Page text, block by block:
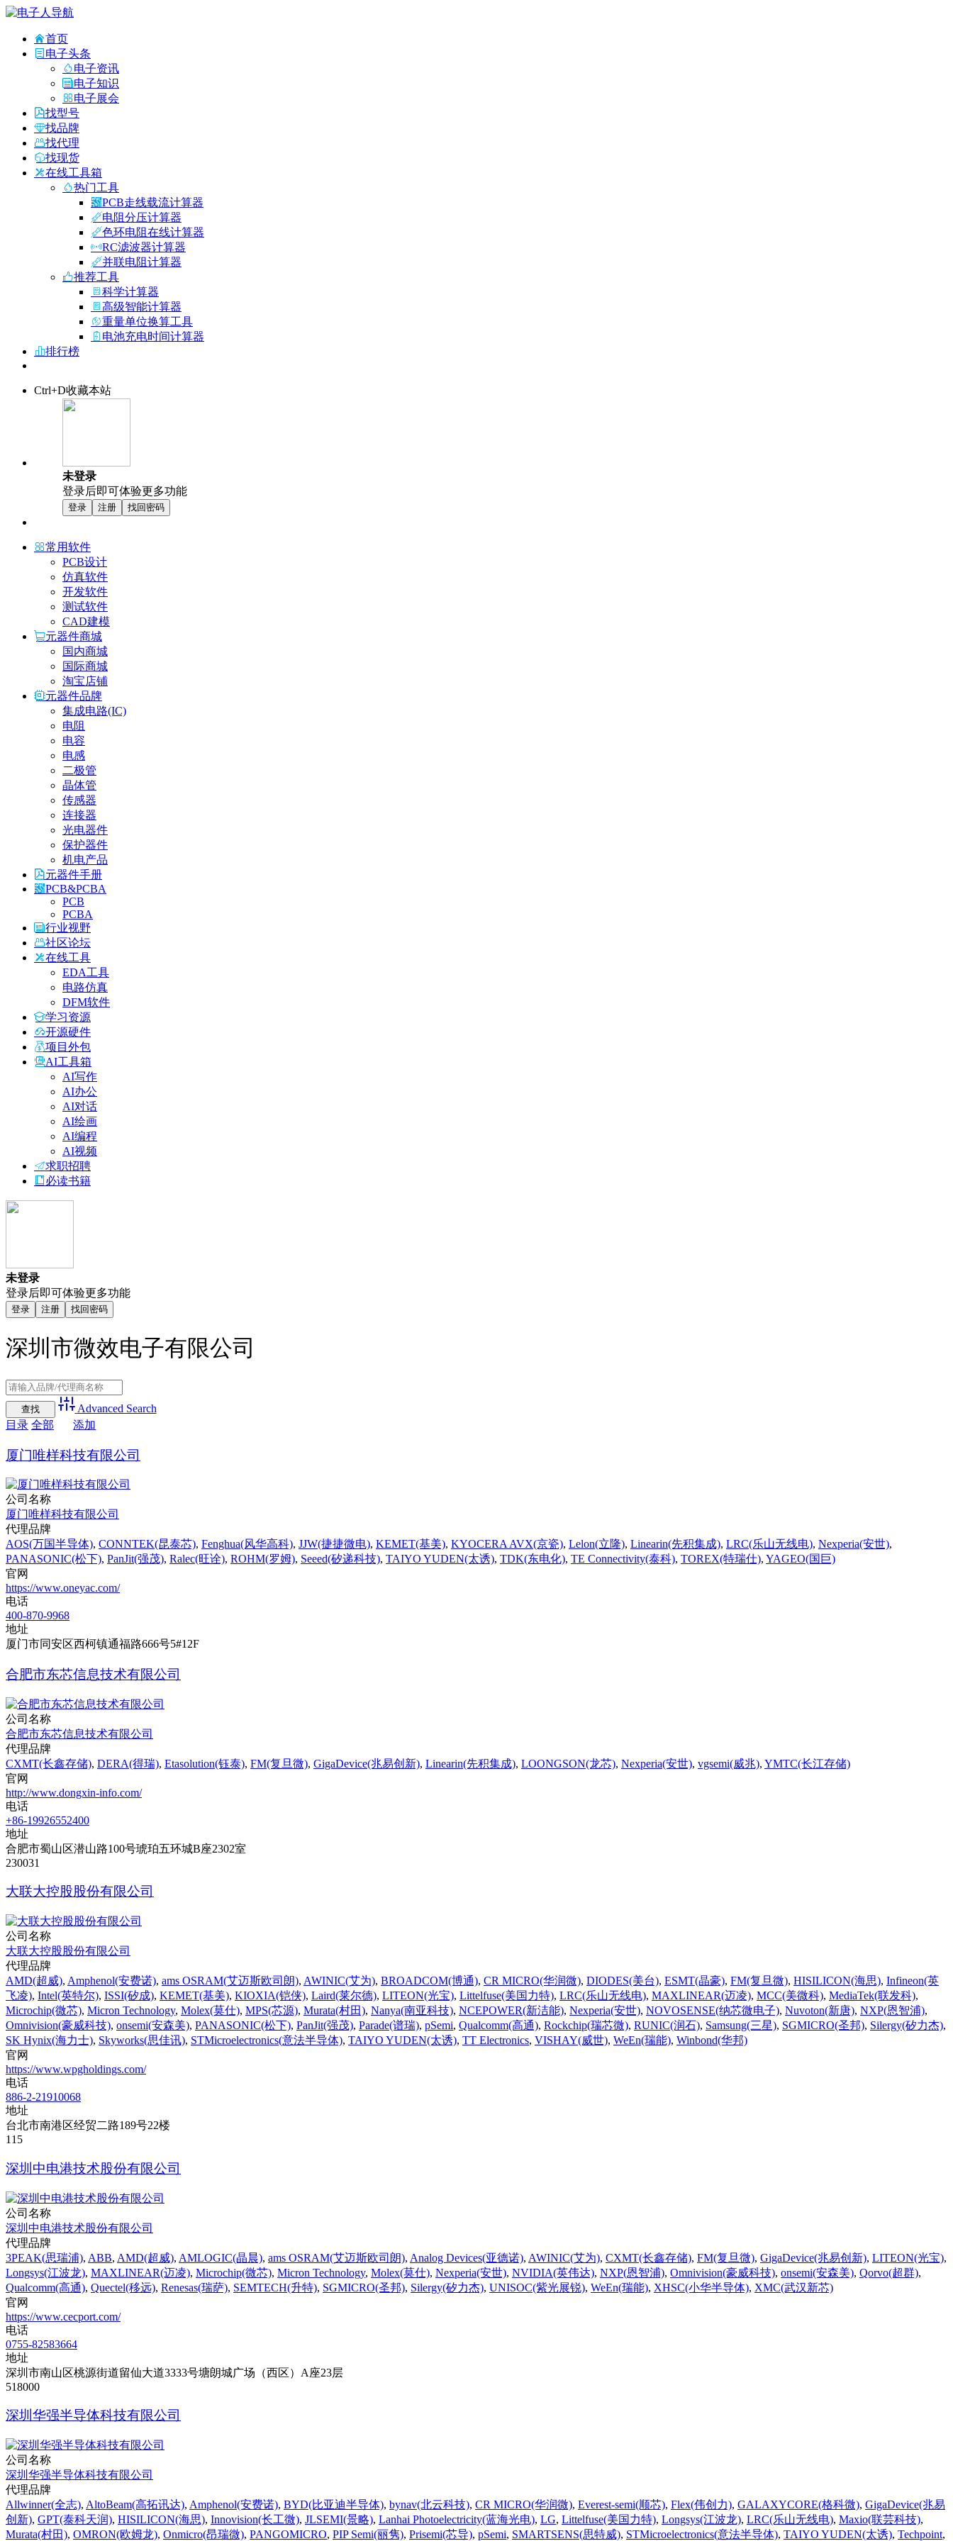
首页
电子头条
电子资讯
电子知识
电子展会
找型号
找品牌
找代理
找现货
在线工具箱
热门工具
PCB走线载流计算器
电阻分压计算器
色环电阻在线计算器
RC滤波器计算器
并联电阻计算器
推荐工具
科学计算器
高级智能计算器
重量单位换算工具
电池充电时间计算器
排行榜
Ctrl+D收藏本站
未登录
登录后即可体验更多功能
登录 注册 找回密码
常用软件
PCB设计
仿真软件
开发软件
测试软件
CAD建模
元器件商城
国内商城
国际商城
淘宝店铺
元器件品牌
集成电路(IC)
电阻
电容
电感
二极管
晶体管
传感器
连接器
光电器件
保护器件
机电产品
元器件手册
PCB&PCBA
PCB
PCBA
行业视野
社区论坛
在线工具
EDA工具
电路仿真
DFM软件
学习资源
开源硬件
项目外包
AI工具箱
AI写作
AI办公
AI对话
AI绘画
AI编程
AI视频
求职招聘
必读书籍
未登录
登录后即可体验更多功能
登录 注册 找回密码
深圳市微效电子有限公司
Advanced Search
目录 全部 添加
厦门唯样科技有限公司
公司名称
厦门唯样科技有限公司
代理品牌
AOS(万国半导体), CONNTEK(昆泰芯), Fenghua(风华高科), JJW(捷捷微电), KEMET(基美), KYOCERA AVX(京瓷), Lelon(立隆), Linearin(先积集成), LRC(乐山无线电), Nexperia(安世),
PANASONIC(松下), PanJit(强茂), Ralec(旺诠), ROHM(罗姆), Seeed(矽递科技), TAIYO YUDEN(太诱), TDK(东电化), TE Connectivity(泰科), TOREX(特瑞仕), YAGEO(国巨)
官网
https://www.oneyac.com/
电话
400-870-9968
地址
厦门市同安区西柯镇通福路666号5#12F
合肥市东芯信息技术有限公司
公司名称
合肥市东芯信息技术有限公司
代理品牌
CXMT(长鑫存储), DERA(得瑞), Etasolution(钰泰), FM(复旦微), GigaDevice(兆易创新), Linearin(先积集成), LOONGSON(龙芯), Nexperia(安世), vgsemi(威兆), YMTC(长江存储)
官网
http://www.dongxin-info.com/
电话
+86-19926552400
地址
合肥市蜀山区潜山路100号琥珀五环城B座2302室
230031
大联大控股股份有限公司
公司名称
大联大控股股份有限公司
代理品牌
AMD(超威), Amphenol(安费诺), ams OSRAM(艾迈斯欧司朗), AWINIC(艾为), BROADCOM(博通), CR MICRO(华润微), DIODES(美台), ESMT(晶豪), FM(复旦微), HISILICON(海思), Infineon(英
飞凌), Intel(英特尔), ISSI(矽成), KEMET(基美), KIOXIA(铠侠), Laird(莱尔德), LITEON(光宝), Littelfuse(美国力特), LRC(乐山无线电), MAXLINEAR(迈凌), MCC(美微科), MediaTek(联发科),
Microchip(微芯), Micron Technology, Molex(莫仕), MPS(芯源), Murata(村田), Nanya(南亚科技), NCEPOWER(新洁能), Nexperia(安世), NOVOSENSE(纳芯微电子), Nuvoton(新唐), NXP(恩智浦),
Omnivision(豪威科技), onsemi(安森美), PANASONIC(松下), PanJit(强茂), Parade(谱瑞), pSemi, Qualcomm(高通), Rockchip(瑞芯微), RUNIC(润石), Samsung(三星), SGMICRO(圣邦), Silergy(矽力杰),
SK Hynix(海力士), Skyworks(思佳讯), STMicroelectronics(意法半导体), TAIYO YUDEN(太诱), TT Electronics, VISHAY(威世), WeEn(瑞能), Winbond(华邦)
官网
https://www.wpgholdings.com/
电话
886-2-21910068
地址
台北市南港区经贸二路189号22楼
115‌
深圳中电港技术股份有限公司
公司名称
深圳中电港技术股份有限公司
代理品牌
3PEAK(思瑞浦), ABB, AMD(超威), AMLOGIC(晶晨), ams OSRAM(艾迈斯欧司朗), Analog Devices(亚德诺), AWINIC(艾为), CXMT(长鑫存储), FM(复旦微), GigaDevice(兆易创新), LITEON(光宝),
Longsys(江波龙), MAXLINEAR(迈凌), Microchip(微芯), Micron Technology, Molex(莫仕), Nexperia(安世), NVIDIA(英伟达), NXP(恩智浦), Omnivision(豪威科技), onsemi(安森美), Qorvo(超群),
Qualcomm(高通), Quectel(移远), Renesas(瑞萨), SEMTECH(升特), SGMICRO(圣邦), Silergy(矽力杰), UNISOC(紫光展锐), WeEn(瑞能), XHSC(小华半导体), XMC(武汉新芯)
官网
https://www.cecport.com/
电话
0755-82583664
地址
深圳市南山区桃源街道留仙大道3333号塘朗城广场（西区）A座23层
518000
深圳华强半导体科技有限公司
公司名称
深圳华强半导体科技有限公司
代理品牌
Allwinner(全志), AltoBeam(高拓讯达), Amphenol(安费诺), BYD(比亚迪半导体), bynav(北云科技), CR MICRO(华润微), Everest-semi(顺芯), Flex(伟创力), GALAXYCORE(格科微), GigaDevice(兆易
创新), GPT(泰科天润), HISILICON(海思), Innovision(长工微), JLSEMI(景略), Lanhai Photoelectricity(蓝海光电), LG, Littelfuse(美国力特), Longsys(江波龙), LRC(乐山无线电), Maxio(联芸科技),
Murata(村田), OMRON(欧姆龙), Onmicro(昂瑞微), PANGOMICRO, PIP Semi(丽隽), Prisemi(芯导), pSemi, SMARTSENS(思特威), STMicroelectronics(意法半导体), TAIYO YUDEN(太诱), Techpoint,